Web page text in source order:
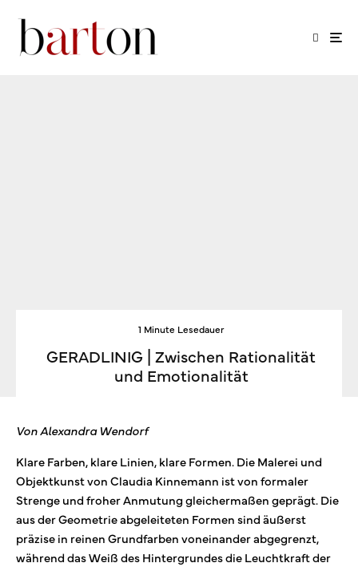
1 Minute Lesedauer
GERADLINIG | Zwischen Rationalität
und Emotionalität
Von Alexandra Wendorf
Klare Farben, klare Linien, klare Formen. Die Malerei und
Objektkunst von Claudia Kinnemann ist von formaler
Strenge und froher Anmutung gleichermaßen geprägt. Die
aus der Geometrie abgeleiteten Formen sind äußerst
präzise in reinen Grundfarben voneinander abgegrenzt,
während das Weiß des Hintergrundes die Leuchtkraft der